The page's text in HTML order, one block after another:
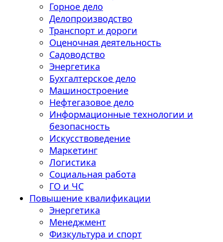
Горное дело
Делопроизводство
Транспорт и дороги
Оценочная деятельность
Садоводство
Энергетика
Бухгалтерское дело
Машиностроение
Нефтегазовое дело
Информационные технологии и
безопасность
Искусствоведение
Маркетинг
Логистика
Социальная работа
ГО и ЧС
Повышение квалификации
Энергетика
Менеджмент
Физкультура и спорт